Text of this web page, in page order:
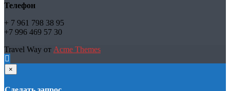
Телефон
+ 7 961 798 38 95
+7 996 469 57 30
Travel Way от Acme Themes
×